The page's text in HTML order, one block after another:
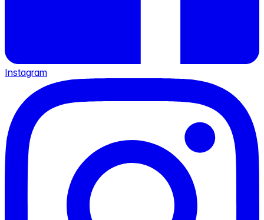
Instagram